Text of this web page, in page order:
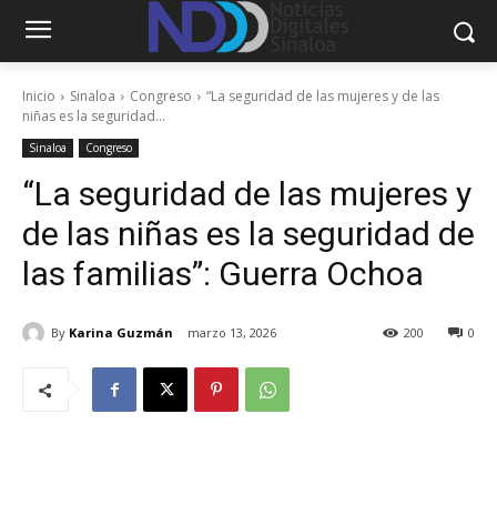
Inicio Sinaloa Congreso
“La seguridad de las mujeres y de las
niñas es la seguridad...
Sinaloa Congreso
“La seguridad de las mujeres y
de las niñas es la seguridad de
las familias”: Guerra Ochoa
By Karina Guzmán marzo 13, 2026 0
200